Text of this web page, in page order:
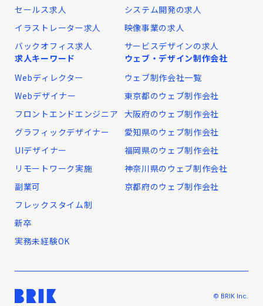
セールス求人
イラストレーター求人
バックオフィス求人
システム開発の求人
映像事業の求人
サービスデザインの求人
求人キーワード
Webディレクター
Webデザイナー
フロントエンドエンジニア
グラフィックデザイナー
UIデザイナー
リモートワーク実施
副業可
フレックスタイム制
新卒
実務未経験OK
ウェブ・デザイン制作会社
ウェブ制作会社一覧
東京都のウェブ制作会社
大阪府のウェブ制作会社
愛知県のウェブ制作会社
福岡県のウェブ制作会社
神奈川県のウェブ制作会社
京都府のウェブ制作会社
© BRIK Inc.